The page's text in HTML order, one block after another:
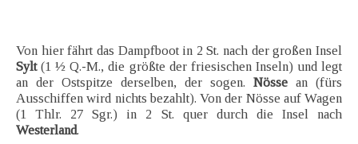
Von hier fährt das Dampfboot in 2 St. nach der großen Insel
Sylt(1 ½ Q.-M., die größte der friesischen Inseln) und legt
an der Ostspitze derselben, der sogen. Nösse an (fürs
Ausschiffen wird nichts bezahlt). Von der Nösse auf Wagen
(1 Thlr. 27 Sgr.) in 2 St. quer durch die Insel nach
Westerland.